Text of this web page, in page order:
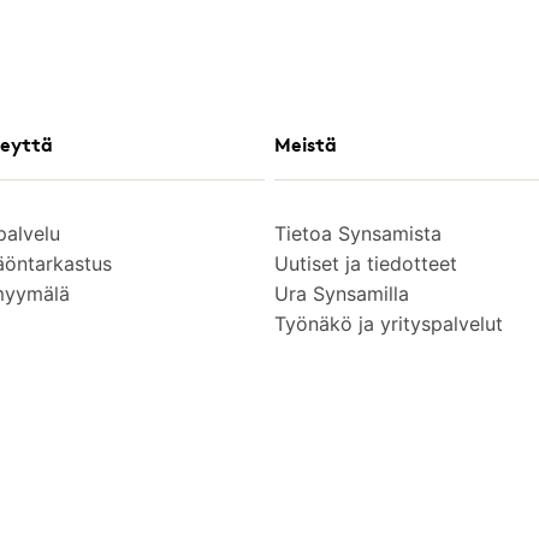
Meistä
Tietoa Synsamista
Uutiset ja tiedotteet
Ura Synsamilla
Työnäkö ja yrityspalvelut